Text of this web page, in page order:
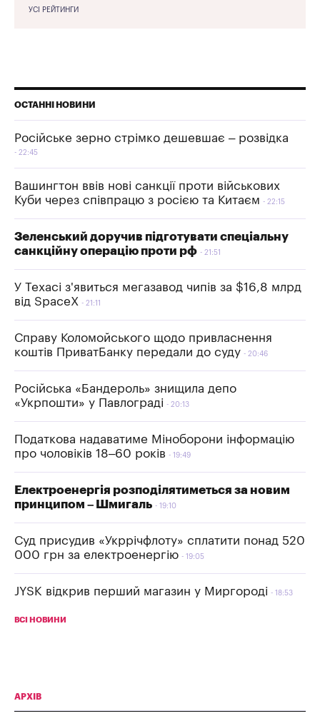
УСІ РЕЙТИНГИ
ОСТАННІ НОВИНИ
Російське зерно стрімко дешевшає – розвідка
22:45
Вашингтон ввів нові санкції проти військових
Куби через співпрацю з росією та Китаєм
22:15
Зеленський доручив підготувати спеціальну
санкційну операцію проти рф
21:51
У Техасі з'явиться мегазавод чипів за $16,8 млрд
від SpaceX
21:11
Справу Коломойського щодо привласнення
коштів ПриватБанку передали до суду
20:46
Російська «Бандероль» знищила депо
«Укрпошти» у Павлограді
20:13
Податкова надаватиме Міноборони інформацію
про чоловіків 18–60 років
19:49
Електроенергія розподілятиметься за новим
принципом – Шмигаль
19:10
Суд присудив «Укррічфлоту» сплатити понад 520
000 грн за електроенергію
19:05
JYSK відкрив перший магазин у Миргороді 18:53
ВСІ НОВИНИ
АРХІВ